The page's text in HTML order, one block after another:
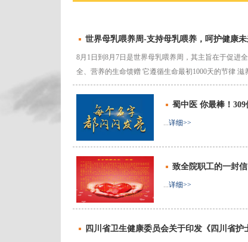
世界母乳喂养周-支持母乳喂养，呵护健康
8月1日到8月7日是世界母乳喂养周，其主旨在于促进
全、营养的生命馈赠 它遵循生命最初1000天的节律 滋
蜀中医 你最棒！
...详细>>
致全院职工的一封信
...详细>>
四川省卫生健康委员会关于印发《四川省